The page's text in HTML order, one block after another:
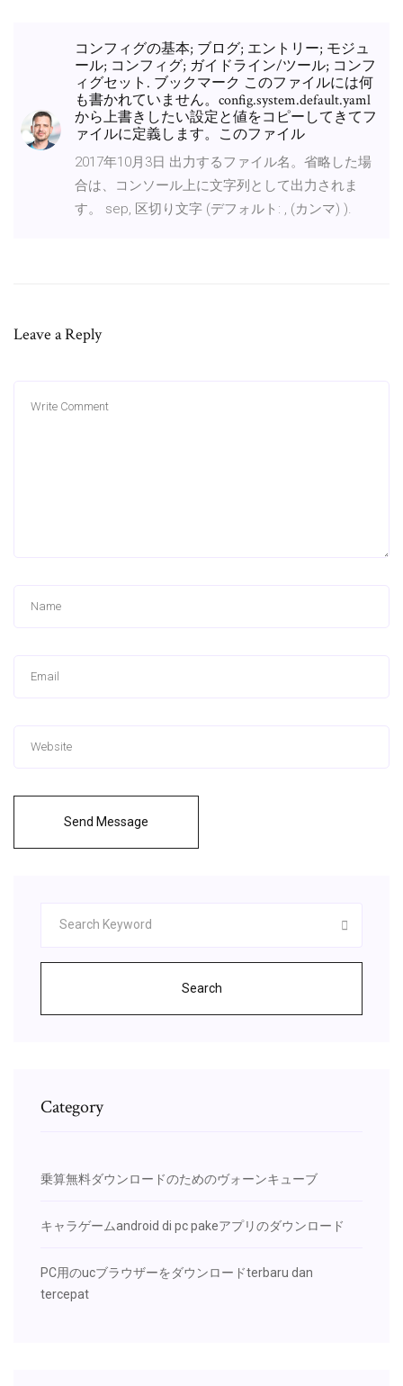
コンフィグの基本; ブログ; エントリー; モジュ
ール; コンフィグ; ガイドライン/ツール; コンフ
ィグセット. ブックマーク このファイルには何
も書かれていません。config.system.default.yaml
から上書きしたい設定と値をコピーしてきてフ
ァイルに定義します。このファイル
2017年10月3日 出力するファイル名。省略した場
合は、コンソール上に文字列として出力されま
す。 sep, 区切り文字 (デフォルト: , (カンマ) ).
Leave a Reply
Send Message
Search
Category
乗算無料ダウンロードのためのヴォーンキューブ
キャラゲームandroid di pc pakeアプリのダウンロード
PC用のucブラウザーをダウンロードterbaru dan
tercepat